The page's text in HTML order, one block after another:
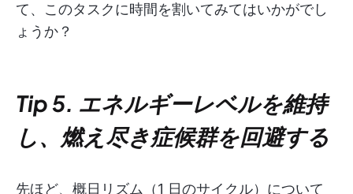
て、このタスクに時間を割いてみてはいかがでし
ょうか？
Tip 5. エネルギーレベルを維持
し、燃え尽き症候群を回避する
先ほど、概日リズム（1 日のサイクル）について